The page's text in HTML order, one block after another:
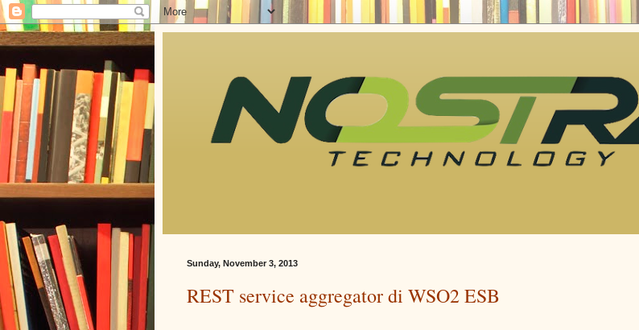
Sunday, November 3, 2013
REST service aggregator di WSO2 ESB